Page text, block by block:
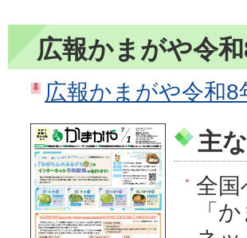
広報かまがや令
広報かまがや令和
主
全国
「